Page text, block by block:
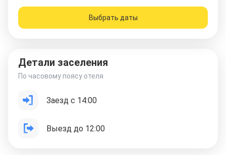
Выбрать даты
Детали заселения
По часовому поясу отеля
Заезд с 14:00
Выезд до 12:00